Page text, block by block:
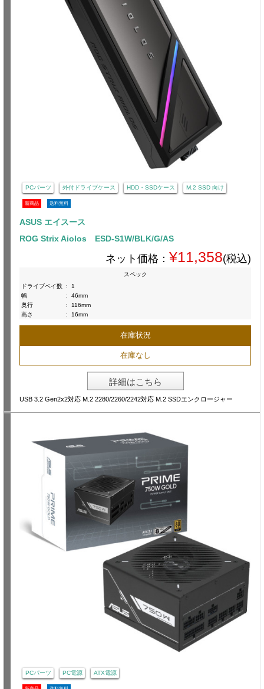
PCパーツ 外付ドライブケース HDD・SSDケース M.2 SSD 向け
新商品 送料無料
ASUS エイスース
ROG Strix Aiolos ESD-S1W/BLK/G/AS
ネット価格： ¥11,358(税込)
スペック
ドライブベイ数 :
1
幅
:
46mm
奥行
:
116mm
高さ
: 16mm
在庫状況
在庫なし
詳細はこちら
USB 3.2 Gen2x2対応 M.2 2280/2260/2242対応 M.2 SSDエンクロージャー
PCパーツ PC電源 ATX電源